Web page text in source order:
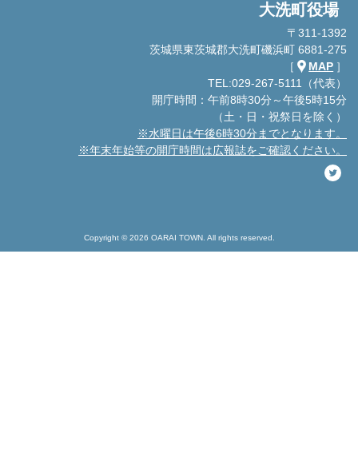
大洗町役場
〒311-1392
茨城県東茨城郡大洗町磯浜町 6881-275
［
MAP ］
TEL:029-267-5111（代表）
開庁時間：午前8時30分～午後5時15分
（土・日・祝祭日を除く）
※水曜日は午後6時30分までとなります。
※年末年始等の開庁時間は広報誌をご確認ください。
Copyright © 2026 OARAI TOWN. All rights reserved.